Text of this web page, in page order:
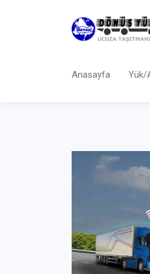
Anasayfa Yük/